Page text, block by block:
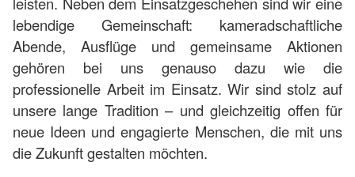
lebendige Gemeinschaft: kameradschaftliche
Abende, Ausflüge und gemeinsame Aktionen
gehören bei uns genauso dazu wie die
professionelle Arbeit im Einsatz. Wir sind stolz auf
unsere lange Tradition – und gleichzeitig offen für
neue Ideen und engagierte Menschen, die mit uns
die Zukunft gestalten möchten.